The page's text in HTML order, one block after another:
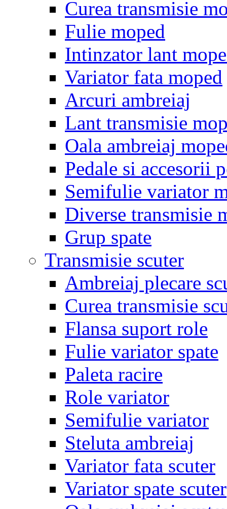
Curea transmisie
Fulie moped
Intinzator lant
Variator fata moped
Arcuri ambreiaj
Lant transmisie
Oala ambreiaj
Pedale si accesorii
Semifulie variator
Diverse transmisie
Grup spate
Transmisie scuter
Ambreiaj plecare
Curea transmisie
Flansa suport role
Fulie variator spate
Paleta racire
Role variator
Semifulie variator
Steluta ambreiaj
Variator fata scuter
Variator spate scuter